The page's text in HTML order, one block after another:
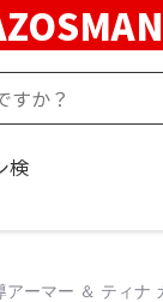
検
ーマー ＆ ティ